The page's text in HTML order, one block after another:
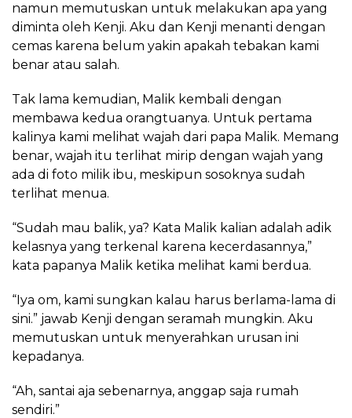
namun memutuskan untuk melakukan apa yang
diminta oleh Kenji. Aku dan Kenji menanti dengan
cemas karena belum yakin apakah tebakan kami
benar atau salah.
Tak lama kemudian, Malik kembali dengan
membawa kedua orangtuanya. Untuk pertama
kalinya kami melihat wajah dari papa Malik. Memang
benar, wajah itu terlihat mirip dengan wajah yang
ada di foto milik ibu, meskipun sosoknya sudah
terlihat menua.
“Sudah mau balik, ya? Kata Malik kalian adalah adik
kelasnya yang terkenal karena kecerdasannya,”
kata papanya Malik ketika melihat kami berdua.
“Iya om, kami sungkan kalau harus berlama-lama di
sini.” jawab Kenji dengan seramah mungkin. Aku
memutuskan untuk menyerahkan urusan ini
kepadanya.
“Ah, santai aja sebenarnya, anggap saja rumah
sendiri.”